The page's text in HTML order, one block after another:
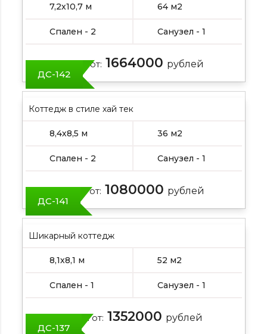
7,2х10,7 м 64 м2
Спален - 2 Санузел - 1
Цена от: 1664000 рублей
ДС-142
Коттедж в стиле хай тек
8,4х8,5 м 36 м2
Спален - 2 Санузел - 1
Цена от: 1080000 рублей
ДС-141
Шикарный коттедж
8,1х8,1 м 52 м2
Спален - 1 Санузел - 1
Цена от: 1352000 рублей
ДС-137